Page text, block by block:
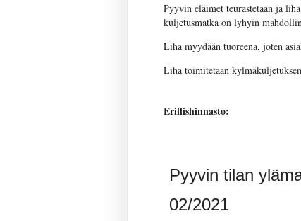
Pyyvin eläimet teurastetaan ja
kuljetusmatka on lyhyin
Liha myydään tuoreena, joten
Liha toimitetaan
Erillishinnasto:
Pyyvin tilan
02/2021